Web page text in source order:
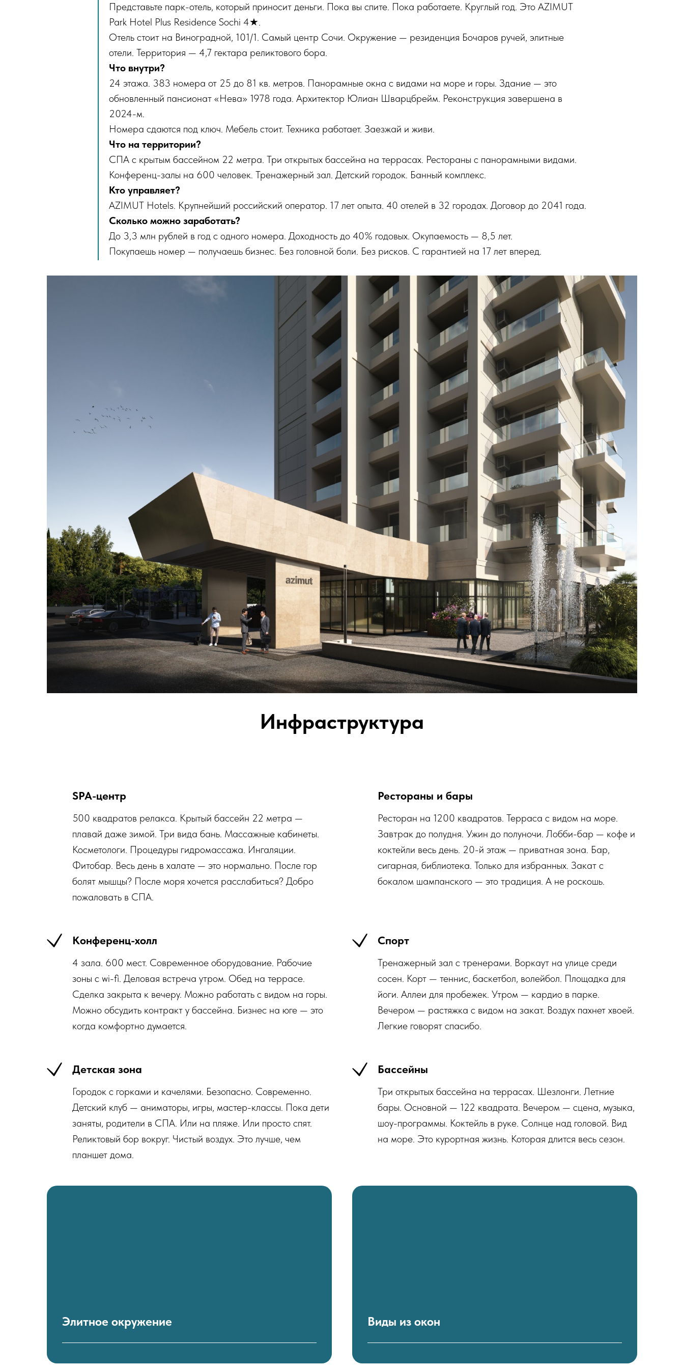
Представьте парк-отель, который приносит деньги. Пока вы спите. Пока работаете. Круглый год. Это AZIMUT
Park Hotel Plus Residence Sochi 4★.
Отель стоит на Виноградной, 101/1. Самый центр Сочи. Окружение — резиденция Бочаров ручей, элитные
отели. Территория — 4,7 гектара реликтового бора.
Что внутри?
24 этажа. 383 номера от 25 до 81 кв. метров. Панорамные окна с видами на море и горы. Здание — это
обновленный пансионат «Нева» 1978 года. Архитектор Юлиан Шварцбрейм. Реконструкция завершена в
2024-м.
Номера сдаются под ключ. Мебель стоит. Техника работает. Заезжай и живи.
Что на территории?
СПА с крытым бассейном 22 метра. Три открытых бассейна на террасах. Рестораны с панорамными видами.
Конференц-залы на 600 человек. Тренажерный зал. Детский городок. Банный комплекс.
Кто управляет?
AZIMUT Hotels. Крупнейший российский оператор. 17 лет опыта. 40 отелей в 32 городах. Договор до 2041 года.
Сколько можно заработать?
До 3,3 млн рублей в год с одного номера. Доходность до 40% годовых. Окупаемость — 8,5 лет.
Покупаешь номер — получаешь бизнес. Без головной боли. Без рисков. С гарантией на 17 лет вперед.​
Инфраструктура
SPA-центр
500 квадратов релакса. Крытый бассейн 22 метра —
плавай даже зимой. Три вида бань. Массажные кабинеты.
Косметологи. Процедуры гидромассажа. Ингаляции.
Фитобар. Весь день в халате — это нормально. После гор
болят мышцы? После моря хочется расслабиться? Добро
пожаловать в СПА.
Рестораны и бары
Ресторан на 1200 квадратов. Терраса с видом на море.
Завтрак до полудня. Ужин до полуночи. Лобби-бар — кофе и
коктейли весь день. 20-й этаж — приватная зона. Бар,
сигарная, библиотека. Только для избранных. Закат с
бокалом шампанского — это традиция. А не роскошь.
Конференц-холл
4 зала. 600 мест. Современное оборудование. Рабочие
зоны с wi-fi. Деловая встреча утром. Обед на террасе.
Сделка закрыта к вечеру. Можно работать с видом на горы.
Можно обсудить контракт у бассейна. Бизнес на юге — это
когда комфортно думается.​
Спорт
Тренажерный зал с тренерами. Воркаут на улице среди
сосен. Корт — теннис, баскетбол, волейбол. Площадка для
йоги. Аллеи для пробежек. Утром — кардио в парке.
Вечером — растяжка с видом на закат. Воздух пахнет хвоей.
Легкие говорят спасибо.​
Детская зона
Городок с горками и качелями. Безопасно. Современно.
Детский клуб — аниматоры, игры, мастер-классы. Пока дети
заняты, родители в СПА. Или на пляже. Или просто спят.
Реликтовый бор вокруг. Чистый воздух. Это лучше, чем
планшет дома.
Бассейны
Три открытых бассейна на террасах. Шезлонги. Летние
бары. Основной — 122 квадрата. Вечером — сцена, музыка,
шоу-программы. Коктейль в руке. Солнце над головой. Вид
на море. Это курортная жизнь. Которая длится весь сезон.
Элитное окружение Виды из окон